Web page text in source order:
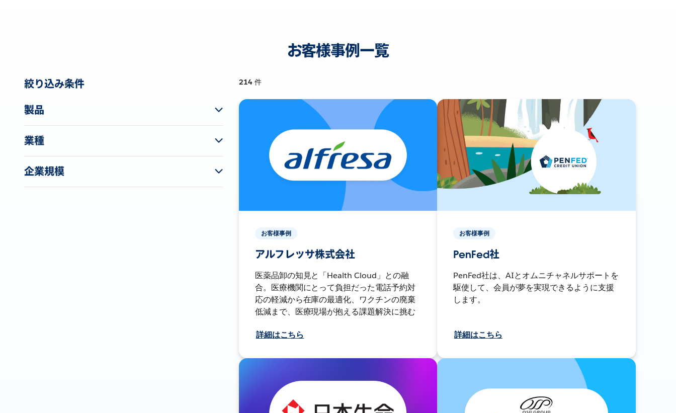
お客様事例一覧
絞り込み条件
製品
業種
企業規模
214 件
お客様事例
アルフレッサ株式会社
医薬品卸の知見と「Health Cloud」との融
合。医療機関にとって負担だった電話予約対
応の軽減から在庫の最適化、ワクチンの廃棄
低減まで、医療現場が抱える課題解決に挑む
詳細はこちら
お客様事例
PenFed社
PenFed社は、AIとオムニチャネルサポートを
駆使して、会員が夢を実現できるように支援
します。
詳細はこちら